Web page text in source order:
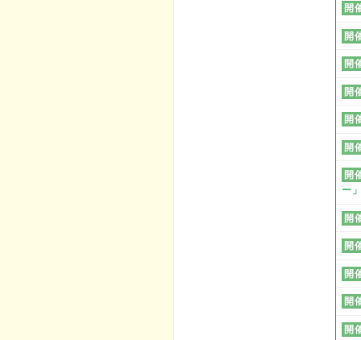
開
開
開
開
開
開
開
ー
開
開
開
開
開